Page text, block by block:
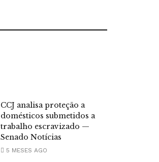
CCJ analisa proteção a
domésticos submetidos a
trabalho escravizado —
Senado Notícias
5 MESES AGO